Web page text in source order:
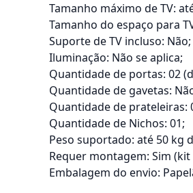
Tamanho máximo de TV:
Tamanho do espaço para
Suporte de TV incluso: Não;
Iluminação: Não se aplica;
Quantidade de portas: 02
Quantidade de gavetas:
Quantidade de prateleiras:
Quantidade de Nichos: 01;
Peso suportado: até 50 kg
Requer montagem: Sim
Embalagem do envio: